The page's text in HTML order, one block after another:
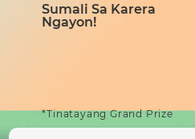
Sumali Sa Karera
Ngayon!
*Tinatayang Grand Prize